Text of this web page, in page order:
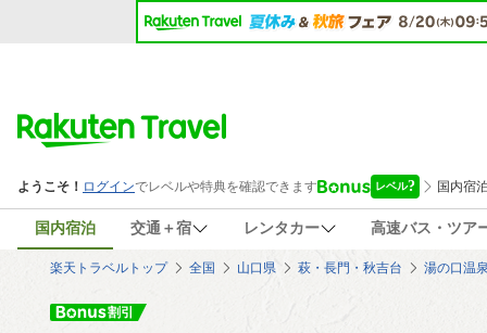
国内宿泊 交通＋宿 レンタカー 高速バス・ツア
楽天トラベルトップ 全国 山口県 萩・長門・秋吉台 湯の口温